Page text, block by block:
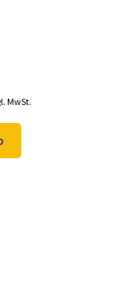
€.
MwSt.